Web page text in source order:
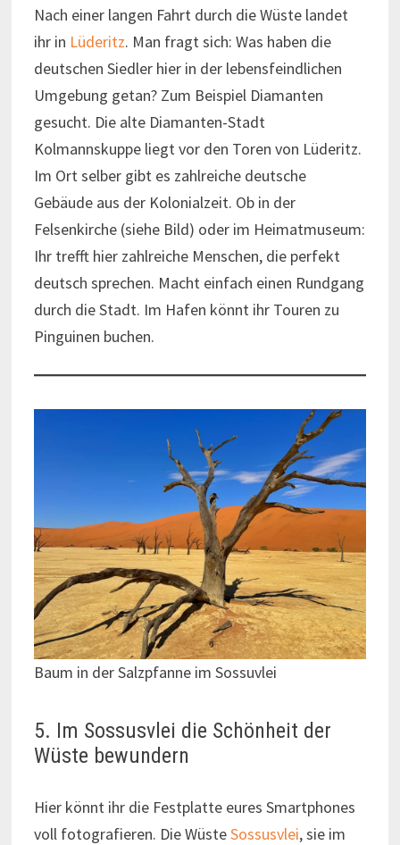
Nach einer langen Fahrt durch die Wüste landet
ihr in Lüderitz. Man fragt sich: Was haben die
deutschen Siedler hier in der lebensfeindlichen
Umgebung getan? Zum Beispiel Diamanten
gesucht. Die alte Diamanten-Stadt
Kolmannskuppe liegt vor den Toren von Lüderitz.
Im Ort selber gibt es zahlreiche deutsche
Gebäude aus der Kolonialzeit. Ob in der
Felsenkirche (siehe Bild) oder im Heimatmuseum:
Ihr trefft hier zahlreiche Menschen, die perfekt
deutsch sprechen. Macht einfach einen Rundgang
durch die Stadt. Im Hafen könnt ihr Touren zu
Pinguinen buchen.
Baum in der Salzpfanne im Sossuvlei
5. Im Sossusvlei die Schönheit der
Wüste bewundern
Hier könnt ihr die Festplatte eures Smartphones
voll fotografieren. Die WüsteSossusvlei, sie im